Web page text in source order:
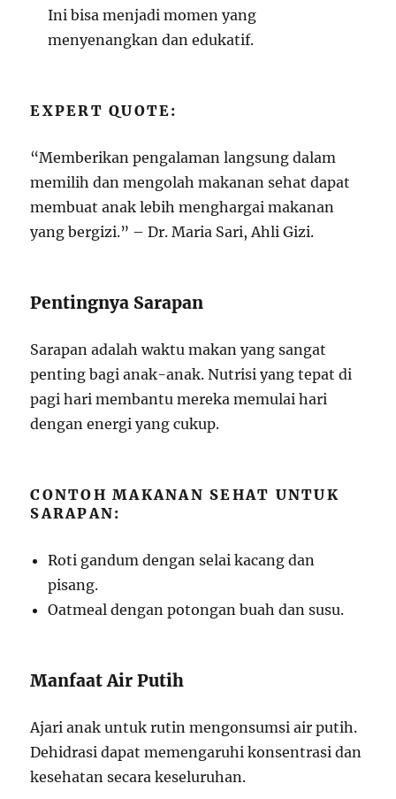
Ini bisa menjadi momen yang
menyenangkan dan edukatif.
EXPERT QUOTE:
“Memberikan pengalaman langsung dalam
memilih dan mengolah makanan sehat dapat
membuat anak lebih menghargai makanan
yang bergizi.” – Dr. Maria Sari, Ahli Gizi.
Pentingnya Sarapan
Sarapan adalah waktu makan yang sangat
penting bagi anak-anak. Nutrisi yang tepat di
pagi hari membantu mereka memulai hari
dengan energi yang cukup.
CONTOH MAKANAN SEHAT UNTUK
SARAPAN:
Roti gandum dengan selai kacang dan
pisang.
Oatmeal dengan potongan buah dan susu.
Manfaat Air Putih
Ajari anak untuk rutin mengonsumsi air putih.
Dehidrasi dapat memengaruhi konsentrasi dan
kesehatan secara keseluruhan.